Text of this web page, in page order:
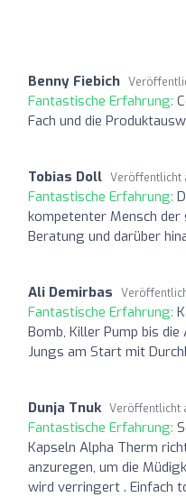
Benny Fiebich
Fantastische Erfahrung:
Fach und die
Tobias Doll Veröffentlicht
Fantastische Erfahrung:
kompetenter Mensch der
Beratung und darüber
Ali Demirbas
Fantastische Erfahrung:
Bomb, Killer Pump bis
Jungs am Start mit
Dunja Tnuk Veröffentlicht
Fantastische Erfahrung:
Kapseln Alpha Therm
anzuregen, um die
wird verringert . Einfach